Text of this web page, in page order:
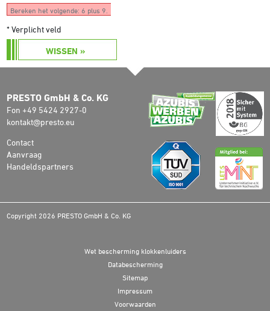
Bereken het volgende: 6 plus 9.
* Verplicht veld
WISSEN »
PRESTO GmbH & Co. KG
Fon +49 5424 2927-0
kontakt@presto.eu
Contact
Aanvraag
Handeldspartners
Copyright 2026 PRESTO GmbH & Co. KG
Wet bescherming klokkenluiders
Databescherming
Sitemap
Impressum
Voorwaarden